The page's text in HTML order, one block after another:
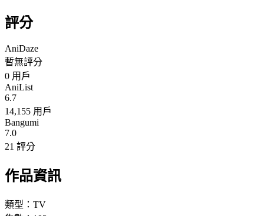
評分
AniDaze
暫無評分
0 用戶
AniList
6.7
14,155 用戶
Bangumi
7.0
21 評分
作品資訊
類型： TV